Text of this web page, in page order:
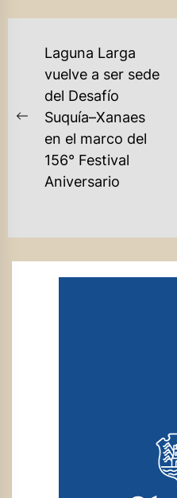
NAVEGACIÓN
ENTRADAS
Previous
post:
Laguna Larga
vuelve a ser sede
del Desafío
Suquía–Xanaes
en el marco del
156° Festival
Aniversario